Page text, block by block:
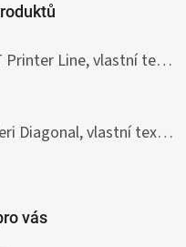
Razítko Shiny S-308T Printer Line, vlastní text 45 x 10 mm
hvězdiček.
Razítko v propisce Heri Diagonal, vlastní text 33 x 8,7 mm
hvězdiček.
vás